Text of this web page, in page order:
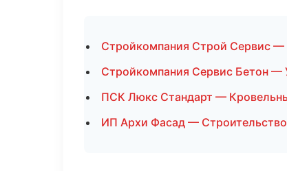
Стройкомпания Строй Сервис —
Стройкомпания Сервис Бетон —
ПСК Люкс Стандарт —
ИП Архи Фасад —